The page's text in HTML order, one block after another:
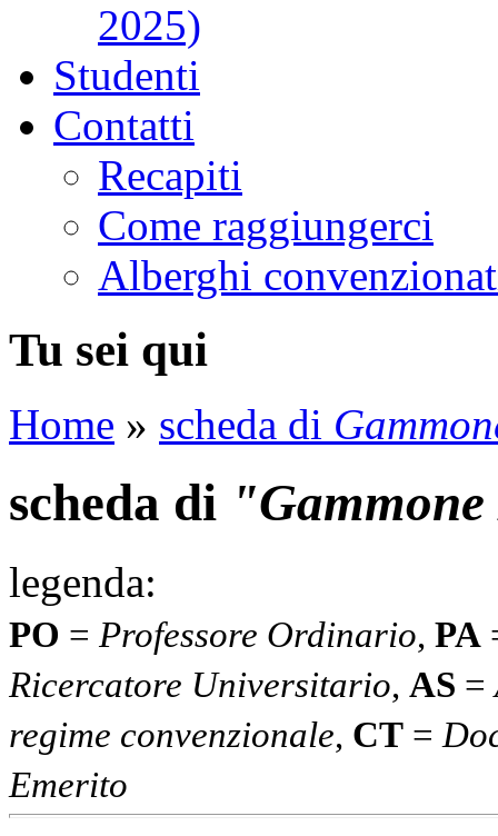
2025)
Studenti
Contatti
Recapiti
Come raggiungerci
Alberghi
Tu sei qui
Home » scheda di
scheda di
legenda:
PO = Professore Ordinario, PA
Ricercatore Universitario, AS =
regime convenzionale, CT =
Emerito